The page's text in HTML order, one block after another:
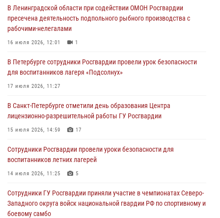
В Центральном районе росгвардейцы оперативно задержали
хулигана, стрелявшего из пускового устройства рядом с жилыми
домами
06 августа 2026, 11:36
Сотрудники и военнослужащие Росгвардии обеспечили
правопорядок при проведении матча "Зенит" - "Балтика"
06 августа 2026, 07:30
В Выборгском районе наряд Росгвардии обнаружил
разыскиваемый преступный автотранспорт
05 августа 2026, 12:25 2
Петербургские росгвардейцы обнаружили объявленный в розыск
автомобиль, ранее использовавшийся при совершении кражи в
Ленобласти
В Ленинградской области при содействии ОМОН Росгвардии
пресечена деятельность подпольного рыбного производства с
рабочими-нелегалами
16 июля 2026, 12:01 1
В Петербурге сотрудники Росгвардии провели урок безопасности
для воспитанников лагеря «Подсолнух»
17 июля 2026, 11:27
В Санкт-Петербурге отметили день образования Центра
лицензионно-разрешительной работы ГУ Росгвардии
15 июля 2026, 14:59 17
Сотрудники Росгвардии провели уроки безопасности для
воспитанников летних лагерей
14 июля 2026, 11:25 5
Сотрудники ГУ Росгвардии приняли участие в чемпионатах Северо-
Западного округа войск национальной гвардии РФ по спортивному и
боевому самбо